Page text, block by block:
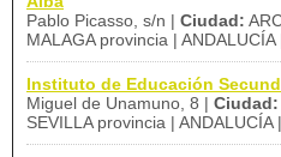
Pablo Picasso, s/n | Ciudad:
MALAGA provincia | ANDALUCÍA
Instituto de Educación
Miguel de Unamuno, 8 | Ciudad:
SEVILLA provincia | ANDALUCÍA |